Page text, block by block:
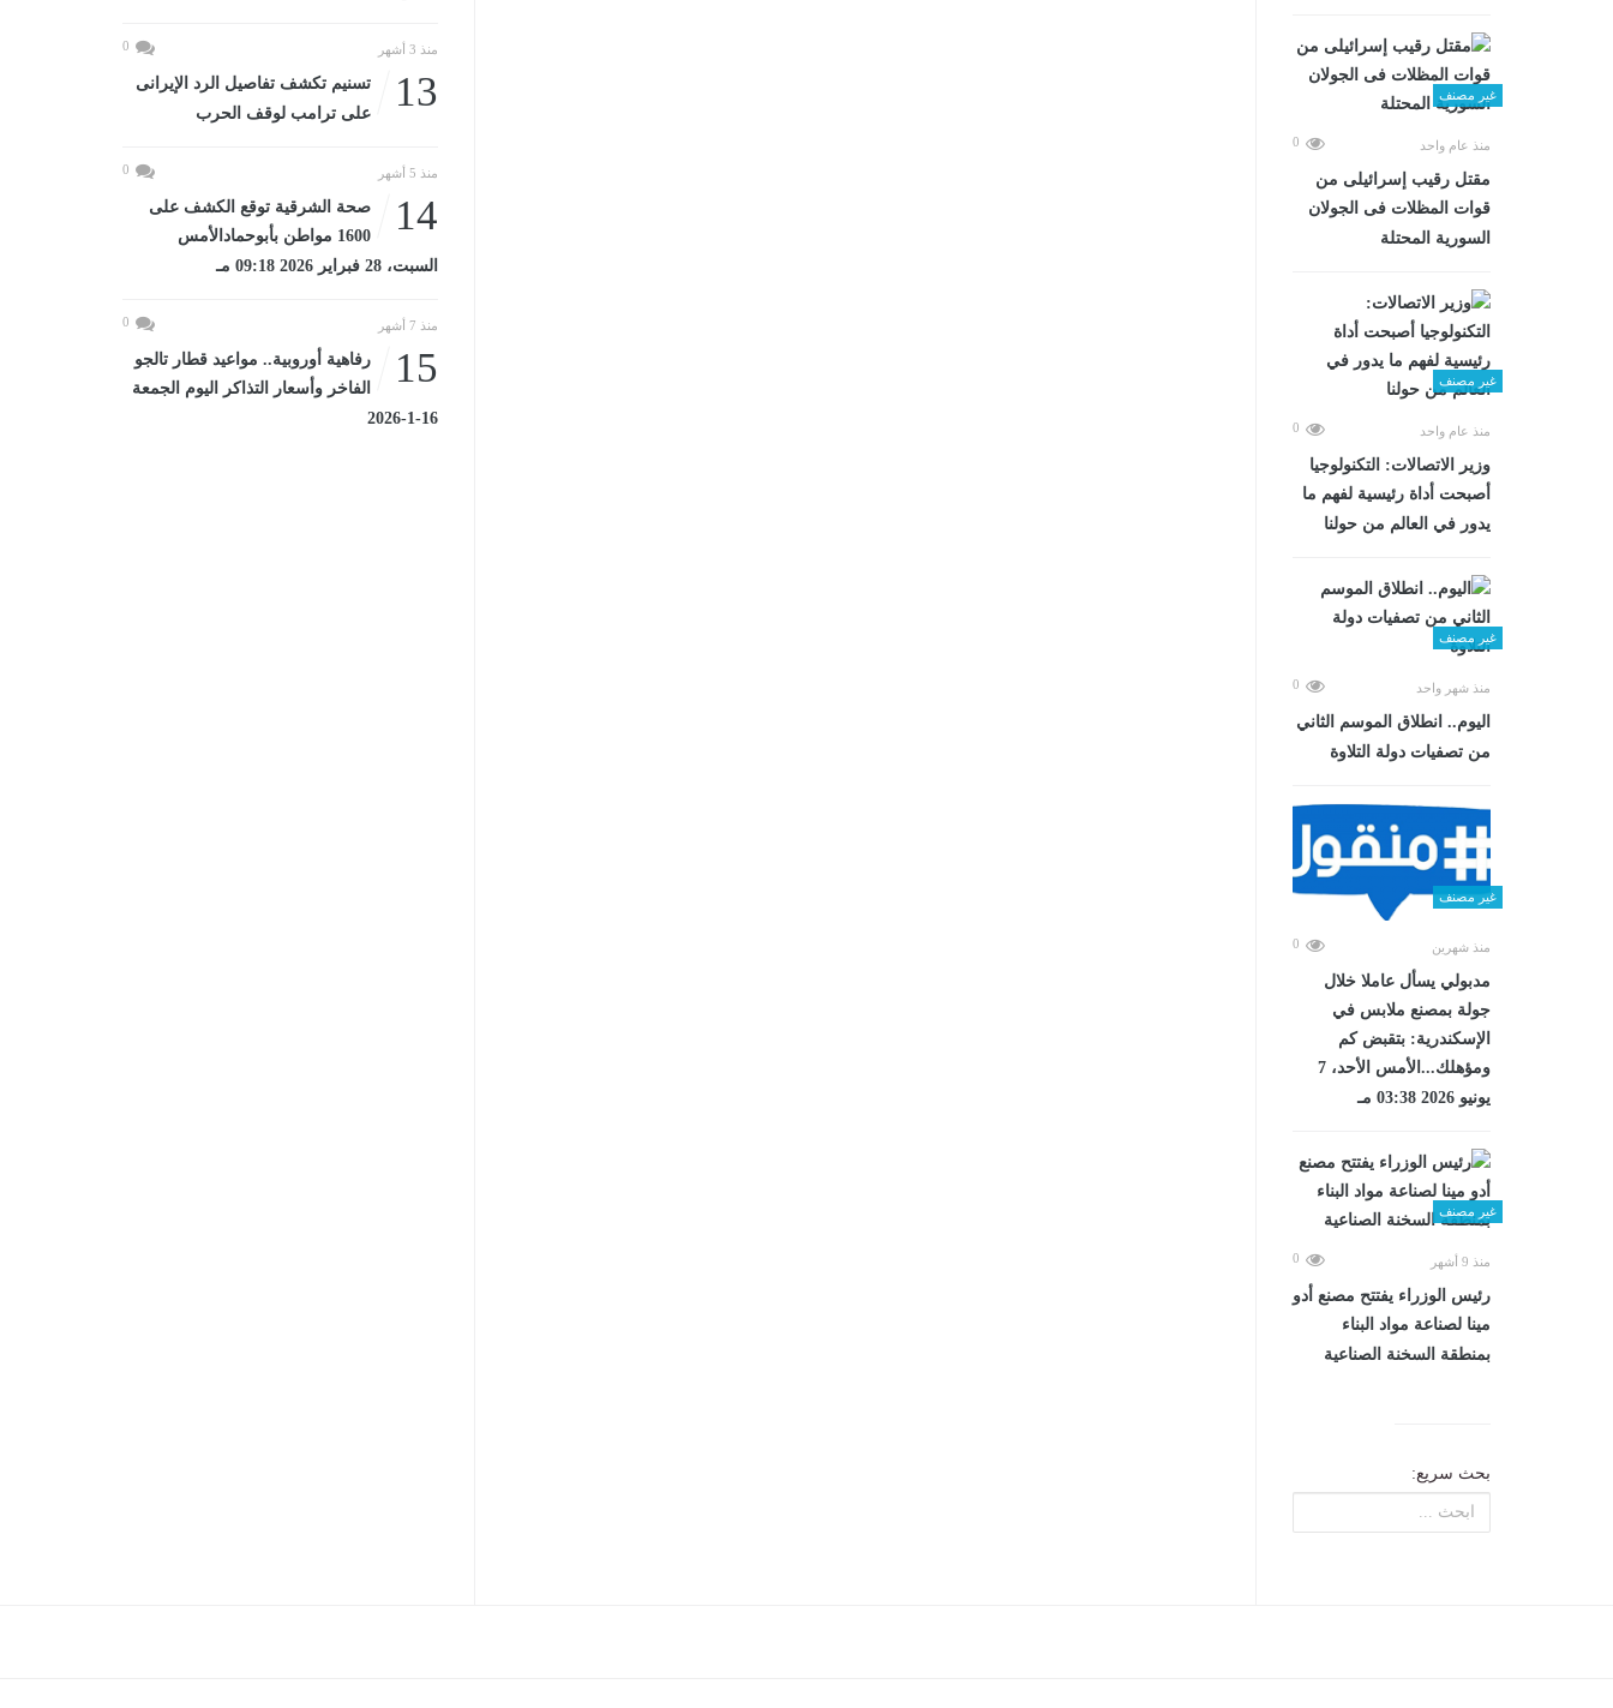
غير مصنف
منذ عام واحد 0
مقتل رقيب إسرائيلى من
قوات المظلات فى الجولان
السورية المحتلة
غير مصنف
منذ عام واحد 0
وزير الاتصالات: التكنولوجيا
أصبحت أداة رئيسية لفهم ما
يدور في العالم من حولنا
غير مصنف
منذ شهر واحد 0
اليوم.. انطلاق الموسم الثاني
من تصفيات دولة التلاوة
غير مصنف
منذ شهرين 0
مدبولي يسأل عاملا خلال
جولة بمصنع ملابس في
الإسكندرية: بتقبض كم
ومؤهلك...الأمس الأحد، 7
يونيو 2026 03:38 مـ
غير مصنف
منذ 9 أشهر 0
رئيس الوزراء يفتتح مصنع أدو
مينا لصناعة مواد البناء
بمنطقة السخنة الصناعية
بحث سريع:
منذ 3 أشهر 0
13
تسنيم تكشف تفاصيل الرد الإيرانى
على ترامب لوقف الحرب
منذ 5 أشهر 0
14
صحة الشرقية توقع الكشف على
1600 مواطن بأبوحمادالأمس
السبت، 28 فبراير 2026 09:18 مـ
منذ 7 أشهر 0
15
رفاهية أوروبية.. مواعيد قطار تالجو
الفاخر وأسعار التذاكر اليوم الجمعة
16-1-2026